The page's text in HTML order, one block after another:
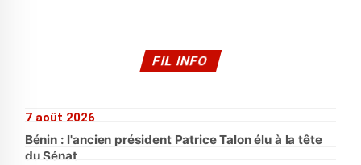
FIL INFO
7 août 2026
Bénin : l'ancien président Patrice Talon élu à la tête
du Sénat